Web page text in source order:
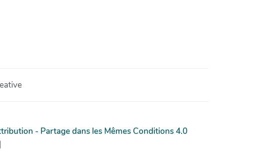
- Partage dans les Mêmes Conditions 4.0
|